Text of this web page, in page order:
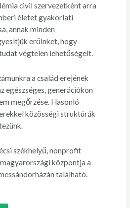
civil szervezetként arra
életet gyakorlati
annak minden
erőinket, hogy
végtelen lehetőségeit.
a család erejének
egészséges, generációkon
megőrzése. Hasonló
közösségi struktúrák
székhelyű, nonprofit
központja a
található.